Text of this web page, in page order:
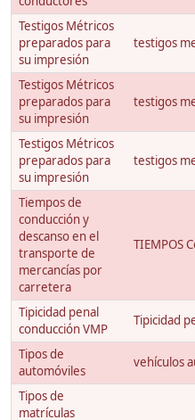
Testigos Métricos
preparados para
su impresión
testigos
Testigos Métricos
preparados para
su impresión
testigos
Testigos Métricos
preparados para
su impresión
testigos
Tiempos de
conducción y
descanso en el
transporte de
mercancías por
carretera
TIEMPOS
Tipicidad penal
conducción VMP
Tipicidad
Tipos de
automóviles
vehículos
Tipos de
matrículas